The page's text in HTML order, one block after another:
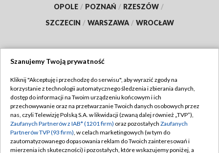
OPOLE / POZNAŃ / RZESZÓW /
SZCZECIN / WARSZAWA / WROCŁAW
TVP
Abonament TVP
Emisja w TVP
Centrum informacji TVP
Regulamin TVP
Polityka prywatności
Moje zgody
Szanujemy Twoją prywatność
Kliknij "Akceptuję i przechodzę do serwisu", aby wyrazić zgody na
korzystanie z technologii automatycznego śledzenia i zbierania danych,
dostęp do informacji na Twoim urządzeniu końcowym i ich
przechowywanie oraz na przetwarzanie Twoich danych osobowych przez
nas, czyli Telewizję Polską S.A. w likwidacji (zwaną dalej również „TVP”),
Zaufanych Partnerów z IAB* (1201 firm) oraz pozostałych Zaufanych
Partnerów TVP (93 firm), w celach marketingowych (w tym do
zautomatyzowanego dopasowania reklam do Twoich zainteresowań i
mierzenia ich skuteczności) i pozostałych, które wskazujemy poniżej, a